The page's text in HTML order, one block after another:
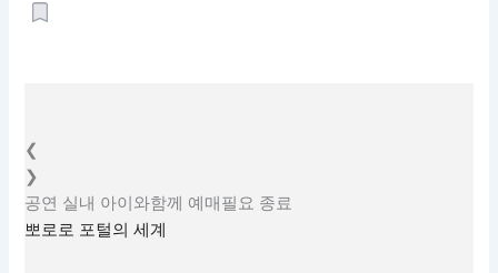
❮
❯
공연 실내 아이와함께 예매필요 종료
뽀로로 포털의 세계